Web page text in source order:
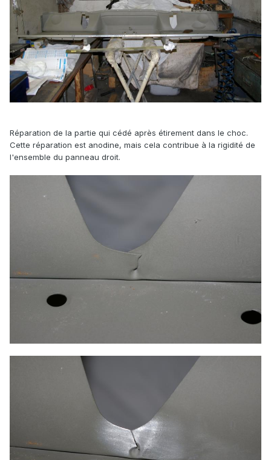
Réparation de la partie qui cédé après étirement dans le choc.
Cette réparation est anodine, mais cela contribue à la rigidité de
l'ensemble du panneau droit.